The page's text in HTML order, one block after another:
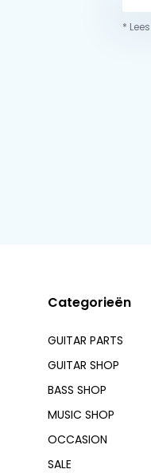
*
Categorieën
GUITAR PARTS
GUITAR SHOP
BASS SHOP
MUSIC SHOP
OCCASION
SALE